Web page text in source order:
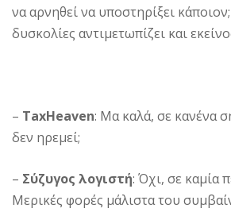
να αρνηθεί να υποστηρίξει
δυσκολίες αντιμετωπίζει και
– TaxHeaven: Μα καλά, σε κανένα
δεν ηρεμεί;
– Σύζυγος λογιστή: Όχι, σε καμία
Μερικές φορές μάλιστα του